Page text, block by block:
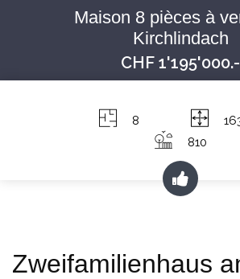
Maison 8 pièces à
Kirchlindach
CHF 1'195'000.-
8
810
Zweifamilienhaus